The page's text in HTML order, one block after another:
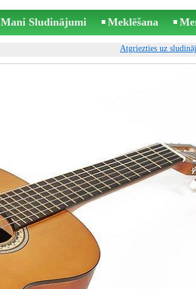
Mani Sludinājumi Meklēšana
Atgriezties uz